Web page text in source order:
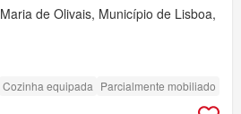
de Olivais, Município de Lisboa,
Cozinha equipada Parcialmente mobiliado